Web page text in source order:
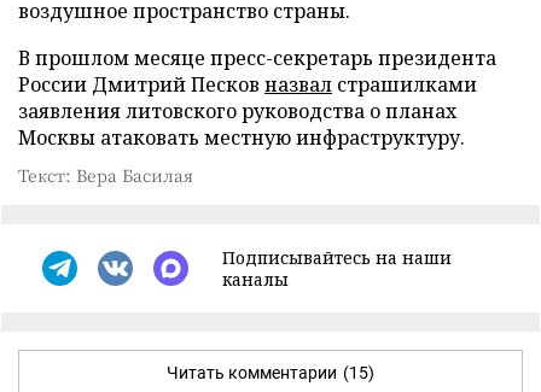
воздушное пространство страны.
В прошлом месяце пресс-секретарь президента
России Дмитрий Песков назвал страшилками
заявления литовского руководства о планах
Москвы атаковать местную инфраструктуру.
Текст: Вера Басилая
Подписывайтесь на наши
каналы
Читать комментарии (15)